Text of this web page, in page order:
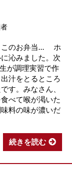
このお弁当... ホ
沁みました。次
が調理実習で作
汁をとるところ
す。みなさん、
べて喉が渇いた
料の味が濃いだ
続きを読む